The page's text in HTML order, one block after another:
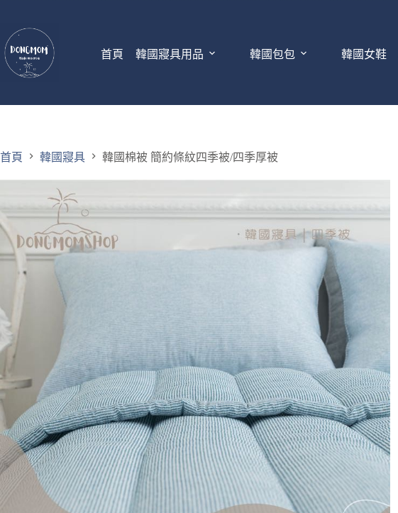
首頁 韓國寢具用品 韓國包包 韓國女鞋
首頁 韓國寢具 韓國棉被 簡約條紋四季被/四季厚被